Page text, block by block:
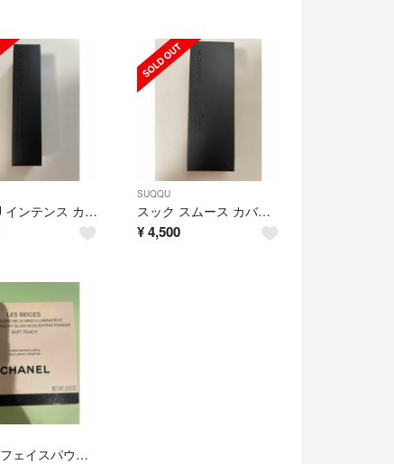
SUQQU インテンス カバー コンシーラー 11 6g
SUQQU
スック スムース カバー プライマー 30mL
¥4,500
Chanel フェイスパウダー ソフトピーチ